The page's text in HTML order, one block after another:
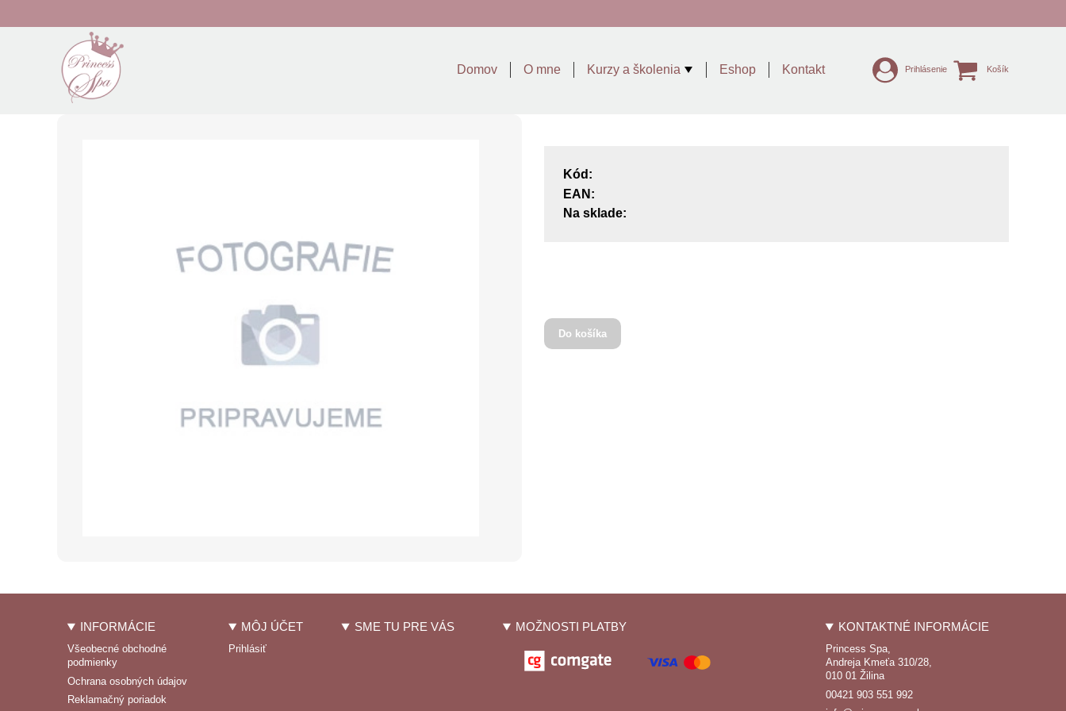
Domov O mne Kurzy a školenia Eshop Kontakt Prihlásenie Košík
Kód:
EAN:
Na sklade:
Do košíka
INFORMÁCIE
Všeobecné obchodné
podmienky
Ochrana osobných údajov
Reklamačný poriadok
MÔJ ÚČET
Prihlásiť
SME TU PRE VÁS MOŽNOSTI PLATBY KONTAKTNÉ INFORMÁCIE
Princess Spa,
Andreja Kmeťa 310/28,
010 01 Žilina
00421 903 551 992